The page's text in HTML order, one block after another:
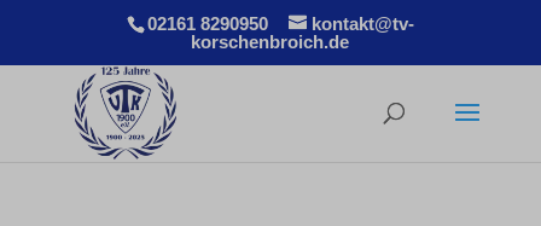
02161 8290950
kontakt@tv-
korschenbroich.de